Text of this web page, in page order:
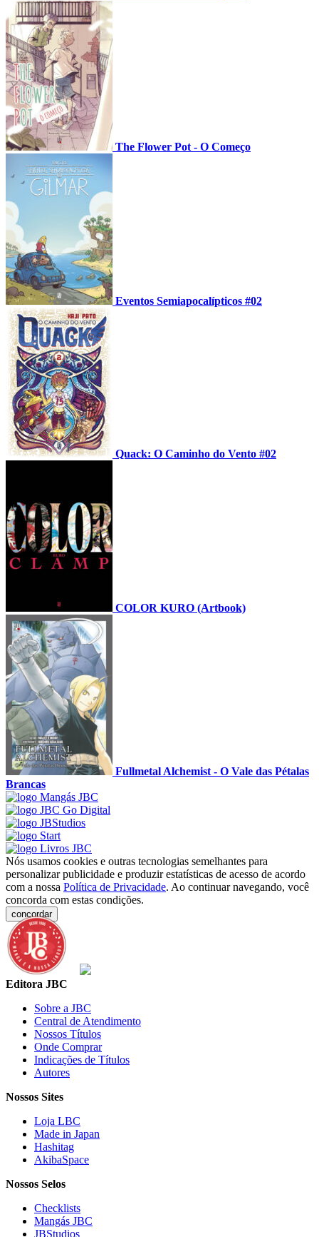
The Flower Pot - O Começo
Eventos Semiapocalípticos #02
Quack: O Caminho do Vento #02
COLOR KURO (Artbook)
Fullmetal Alchemist - O Vale das Pétalas
Brancas
Nós usamos cookies e outras tecnologias semelhantes para
personalizar publicidade e produzir estatísticas de acesso de acordo
com a nossa Política de Privacidade. Ao continuar navegando, você
concorda com estas condições.
concordar
Editora JBC
Sobre a JBC
Central de Atendimento
Nossos Títulos
Onde Comprar
Indicações de Títulos
Autores
Nossos Sites
Loja LBC
Made in Japan
Hashitag
AkibaSpace
Nossos Selos
Checklists
Mangás JBC
JBStudios